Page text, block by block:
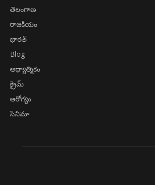
తెలంగాణ
రాజకీయం
భారత్
Blog
ఆధ్యాత్మికం
క్రైమ్
ఆరోగ్యం
సినిమా